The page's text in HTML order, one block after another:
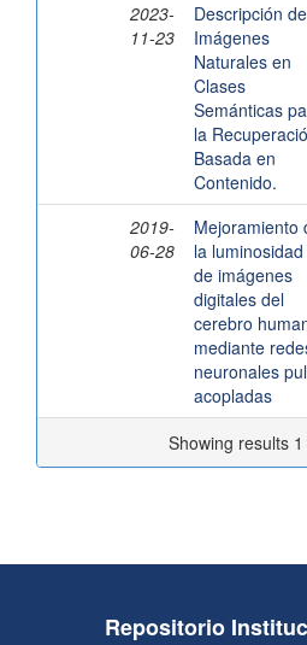
2023-
11-23
Descripción de
Imágenes
Naturales en
Clases
Semánticas
la
Basada en
Contenido.
2019-
06-28
Mejoramiento
la luminosidad
de imágenes
digitales del
cerebro
mediante
neuronales
acopladas
Showing results
Repositorio